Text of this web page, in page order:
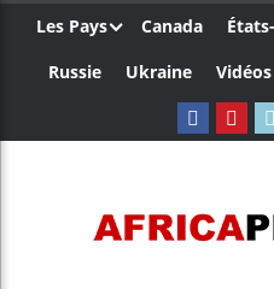
Les Pays Canada
Russie
Ukraine Vidéos